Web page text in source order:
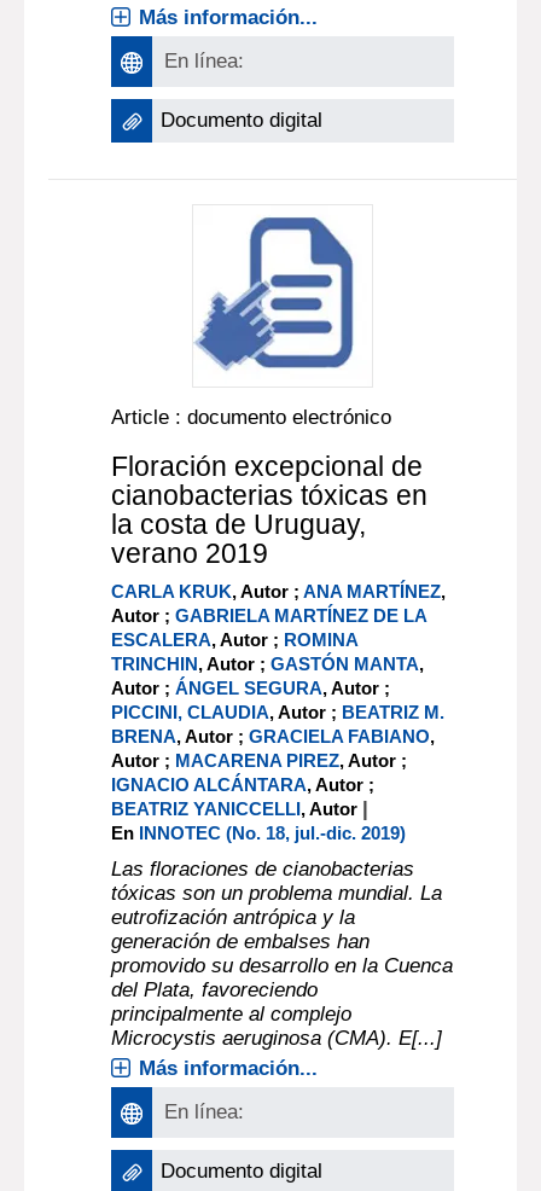
Más información...
En línea:
Documento digital
Article : documento electrónico
Floración excepcional de
cianobacterias tóxicas en
la costa de Uruguay,
verano 2019
CARLA KRUK, Autor ;ANA MARTÍNEZ,
Autor ;GABRIELA MARTÍNEZ DE LA
ESCALERA, Autor ; ROMINA
TRINCHIN, Autor ;GASTÓN MANTA,
Autor ;ÁNGEL SEGURA, Autor ;
PICCINI, CLAUDIA, Autor ; BEATRIZ M.
BRENA, Autor ;GRACIELA FABIANO,
Autor ; MACARENA PIREZ, Autor ;
IGNACIO ALCÁNTARA, Autor ;
BEATRIZ YANICCELLI, Autor |
En INNOTEC (No. 18, jul.-dic. 2019)
Las floraciones de cianobacterias
tóxicas son un problema mundial. La
eutrofización antrópica y la
generación de embalses han
promovido su desarrollo en la Cuenca
del Plata, favoreciendo
principalmente al complejo
Microcystis aeruginosa (CMA). E[...]
Más información...
En línea:
Documento digital